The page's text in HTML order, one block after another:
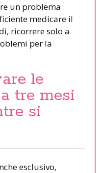
un problema
medicare il
ricorrere solo a
per la
le
tre mesi
si
esclusivo,